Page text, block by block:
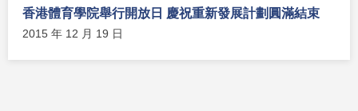
香港體育學院舉行開放日 慶祝重新發展計劃圓滿結束
2015 年 12 月 19 日